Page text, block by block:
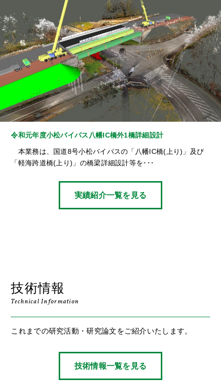
令和元年度小松バイパス八幡IC橋外1橋詳細設計
本業務は、国道8号小松バイパスの「八幡IC橋(上り)」及び
「軽海跨道橋(上り)」の橋梁詳細設計等を･･･
実績紹介一覧を見る
技術情報
Technical Information
これまでの研究活動・研究論文をご紹介いたします。
技術情報一覧を見る